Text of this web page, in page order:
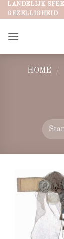
Ga
naar
LANDELIJK
GEZELLIGHEID
HOME /